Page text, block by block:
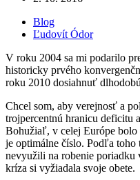
Blog
Ľudovít Ódor
V roku 2004 sa mi podarilo
historicky prvého
roku 2010 dosiahnuť
Chcel som, aby verejnosť a
trojpercentnú hranicu deficitu
Bohužiaľ, v celej Európe
je optimálne číslo. Podľa toho
nevyužili na robenie poriadku
kríza si vyžiadala svoje obete.